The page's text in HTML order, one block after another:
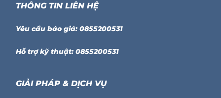
THÔNG TIN LIÊN HỆ
Yêu cầu báo giá: 0855200531
Hỗ trợ kỹ thuật: 0855200531
GIẢI PHÁP & DỊCH VỤ